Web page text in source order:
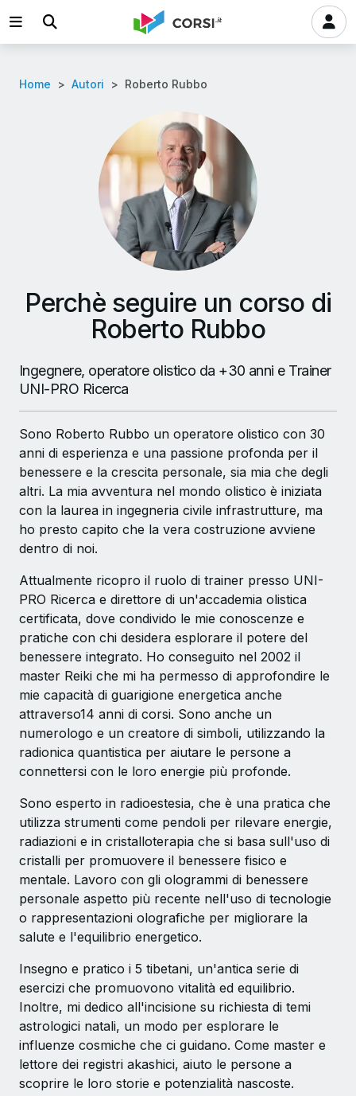
Home Autori Roberto Rubbo
Perchè seguire un corso di
Roberto Rubbo
Ingegnere, operatore olistico da +30 anni e Trainer
UNI-PRO Ricerca
Sono Roberto Rubbo un operatore olistico con 30
anni di esperienza e una passione profonda per il
benessere e la crescita personale, sia mia che degli
altri. La mia avventura nel mondo olistico è iniziata
con la laurea in ingegneria civile infrastrutture, ma
ho presto capito che la vera costruzione avviene
dentro di noi.
Attualmente ricopro il ruolo di trainer presso UNI-
PRO Ricerca e direttore di un'accademia olistica
certificata, dove condivido le mie conoscenze e
pratiche con chi desidera esplorare il potere del
benessere integrato. Ho conseguito nel 2002 il
master Reiki che mi ha permesso di approfondire le
mie capacità di guarigione energetica anche
attraverso14 anni di corsi. Sono anche un
numerologo e un creatore di simboli, utilizzando la
radionica quantistica per aiutare le persone a
connettersi con le loro energie più profonde.
Sono esperto in radioestesia, che è una pratica che
utilizza strumenti come pendoli per rilevare energie,
radiazioni e in cristalloterapia che si basa sull'uso di
cristalli per promuovere il benessere fisico e
mentale. Lavoro con gli ologrammi di benessere
personale aspetto più recente nell'uso di tecnologie
o rappresentazioni olografiche per migliorare la
salute e l'equilibrio energetico.
Insegno e pratico i 5 tibetani, un'antica serie di
esercizi che promuovono vitalità ed equilibrio.
Inoltre, mi dedico all'incisione su richiesta di temi
astrologici natali, un modo per esplorare le
influenze cosmiche che ci guidano. Come master e
lettore dei registri akashici, aiuto le persone a
scoprire le loro storie e potenzialità nascoste.